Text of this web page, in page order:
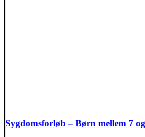
Sygdomsforløb – Børn mellem 7